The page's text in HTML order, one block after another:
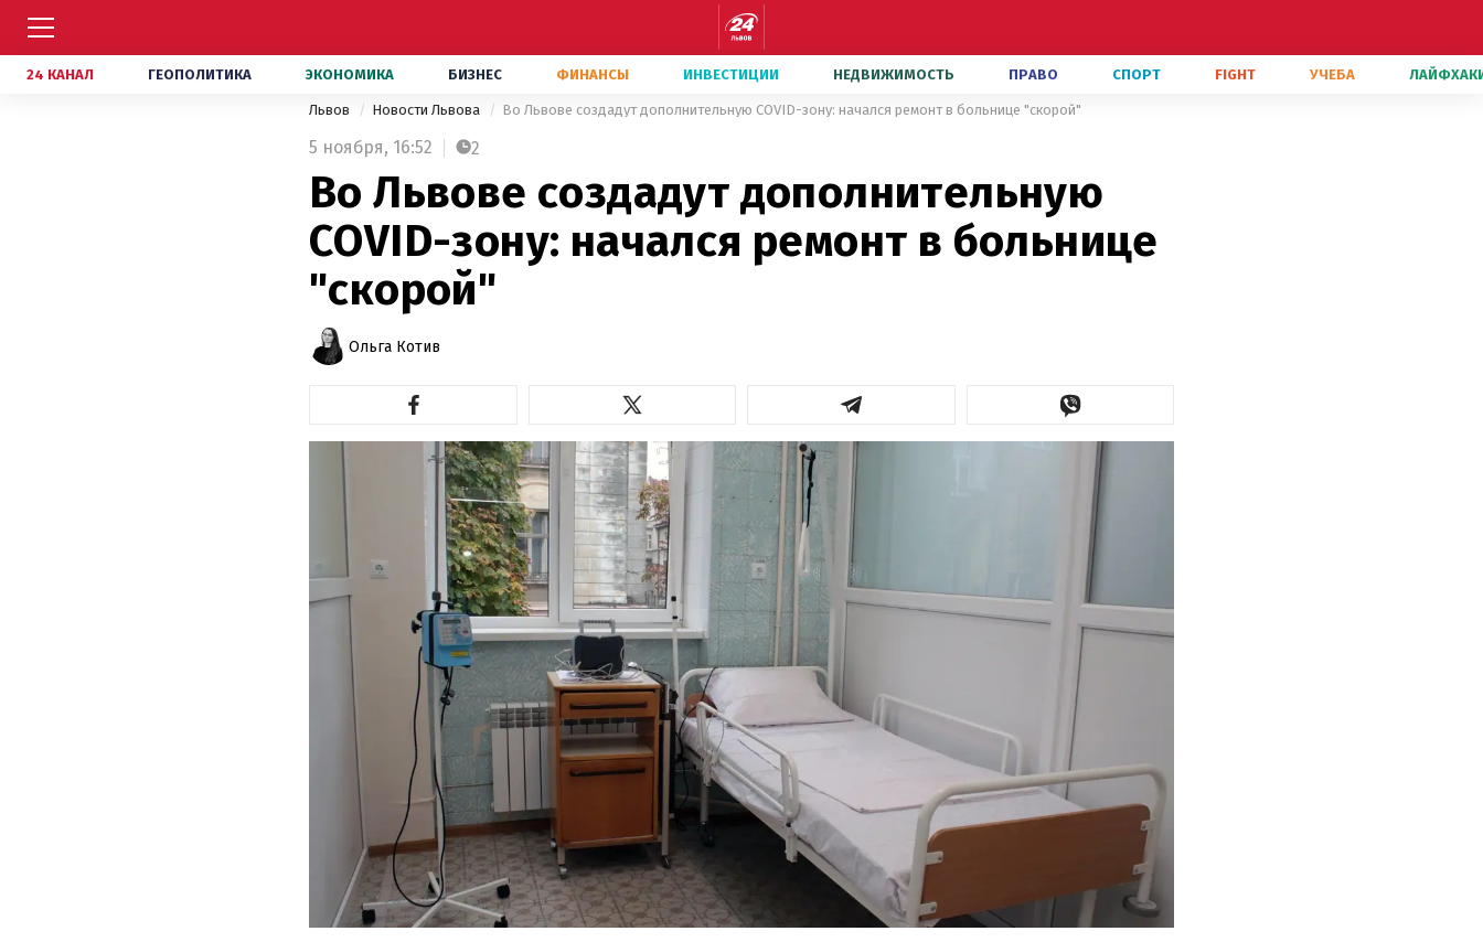
24 КАНАЛ ГЕОПОЛИТИКА ЭКОНОМИКА БИЗНЕС ФИНАНСЫ ИНВЕСТИЦИИ НЕДВИЖИМОСТЬ ПРАВО СПОРТ FIGHT УЧЕБА
Львов Новости Львова Во Львове создадут дополнительную COVID-зону: начался ремонт в больнице "скорой"
5 ноября, 16:52 2
Во Львове создадут дополнительную
COVID-зону: начался ремонт в больнице
"скорой"
Ольга Котив